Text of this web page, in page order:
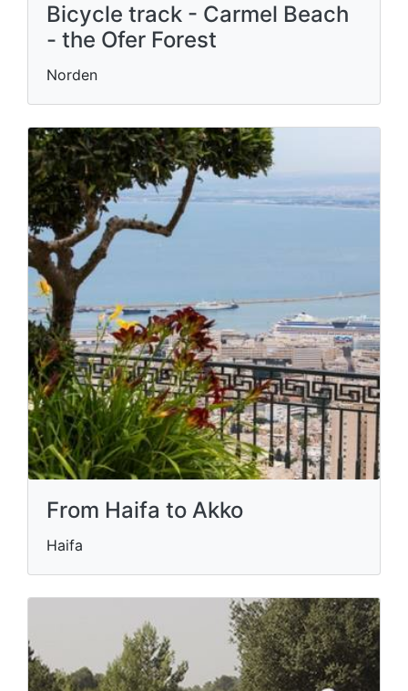
Bicycle track - Carmel Beach
- the Ofer Forest
Norden
From Haifa to Akko
Haifa